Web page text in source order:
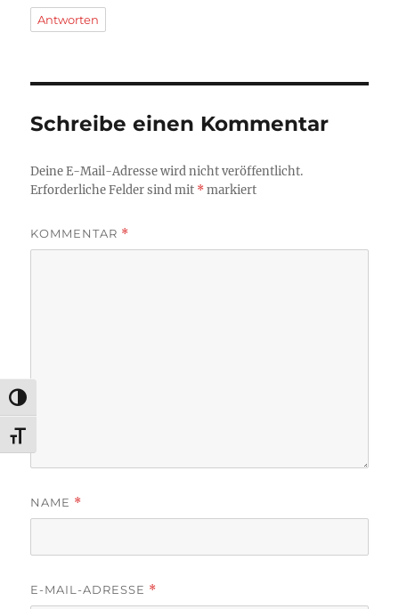
UMSCHALTEN AUF HOHE KONTRASTE
SCHRIFT VERGRÖSSERN
Antworten
Schreibe einen Kommentar
Deine E-Mail-Adresse wird nicht veröffentlicht.
Erforderliche Felder sind mit *markiert
KOMMENTAR *
NAME *
E-MAIL-ADRESSE *